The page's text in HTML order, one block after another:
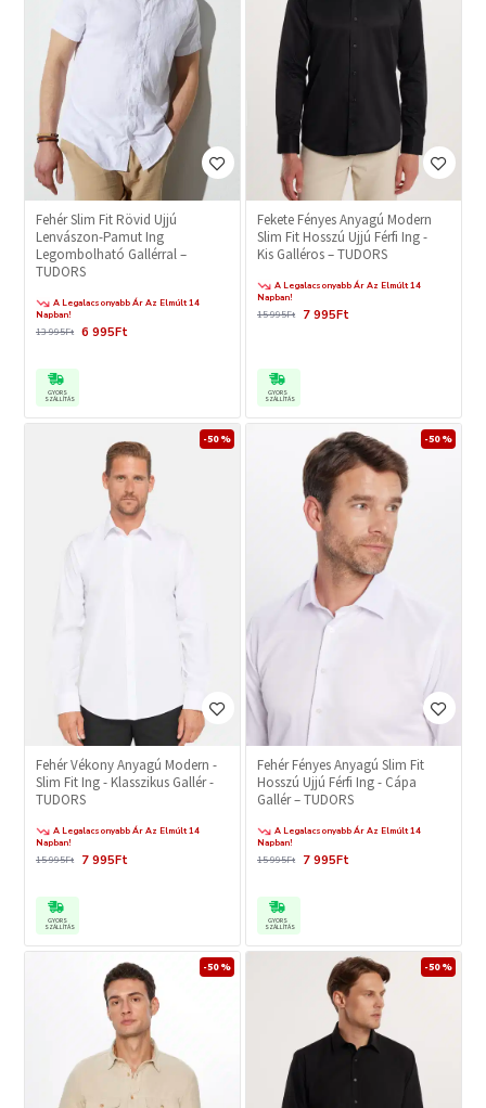
Fehér Slim Fit Rövid Ujjú
Lenvászon-Pamut Ing
Legombolható Gallérral –
TUDORS
A Legalacsonyabb Ár Az Elmúlt 14
Napban!
6 995Ft
13 995Ft
GYORS
SZÁLLÍTÁS
Fekete Fényes Anyagú Modern
Slim Fit Hosszú Ujjú Férfi Ing -
Kis Galléros – TUDORS
A Legalacsonyabb Ár Az Elmúlt 14
Napban!
7 995Ft
15 995Ft
GYORS
SZÁLLÍTÁS
-50 %
Fehér Vékony Anyagú Modern -
Slim Fit Ing - Klasszikus Gallér -
TUDORS
A Legalacsonyabb Ár Az Elmúlt 14
Napban!
7 995Ft
15 995Ft
GYORS
SZÁLLÍTÁS
-50 %
Fehér Fényes Anyagú Slim Fit
Hosszú Ujjú Férfi Ing - Cápa
Gallér – TUDORS
A Legalacsonyabb Ár Az Elmúlt 14
Napban!
7 995Ft
15 995Ft
GYORS
SZÁLLÍTÁS
-50 % -50 %